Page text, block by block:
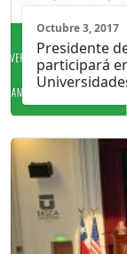
Octubre 3, 2017
Presidente
participará